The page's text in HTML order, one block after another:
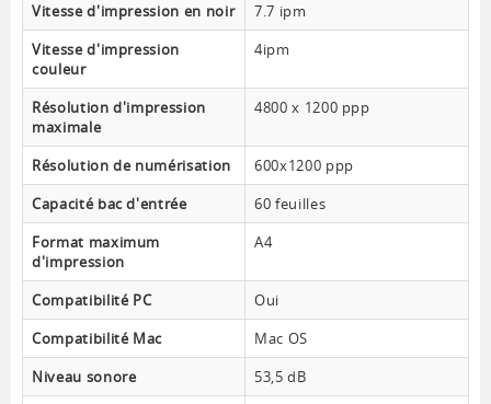
Vitesse d'impression en noir
7.7 ipm
Vitesse d'impression
couleur
4ipm
Résolution d'impression
maximale
4800 x 1200 ppp
Résolution de numérisation
600x1200 ppp
Capacité bac d'entrée
60 feuilles
Format maximum
d'impression
A4
Compatibilité PC
Oui
Compatibilité Mac
Mac OS
Niveau sonore
53,5 dB